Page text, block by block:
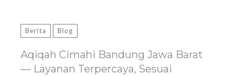
Berita Blog
Aqiqah Cimahi Bandung Jawa Barat
— Layanan Terpercaya, Sesuai